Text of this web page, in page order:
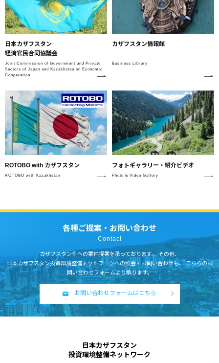
日本カザフスタン
経済官民合同協議会
Joint Commission of Government and Private
Sectors of Japan and Kazakhstan on Economic
Cooperation
カザフスタン情報館
Business Library
ROTOBO with カザフスタン
ROTOBO with Kazakhstan
フォトギャラリー・紹介ビデオ
Photo & Video Gallery
各種ご提案・お問い合わせ
Contact
カザフスタン側への案件提案を承っております。その他、
日本カザフスタン投資環境整備ネットワークへの照会・お問い合わせも、こちらのお
問い合わせフォームより承ります。
お問い合わせフォームはこちら
日本カザフスタン
投資環境整備ネットワーク